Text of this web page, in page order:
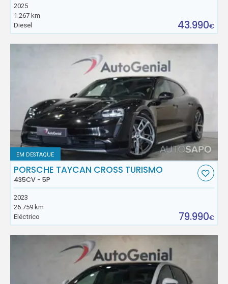
2025
1.267 km
Diesel
43.990€
EM DESTAQUE
PORSCHE TAYCAN CROSS TURISMO
435CV - 5P
2023
26.759 km
Eléctrico
79.990€